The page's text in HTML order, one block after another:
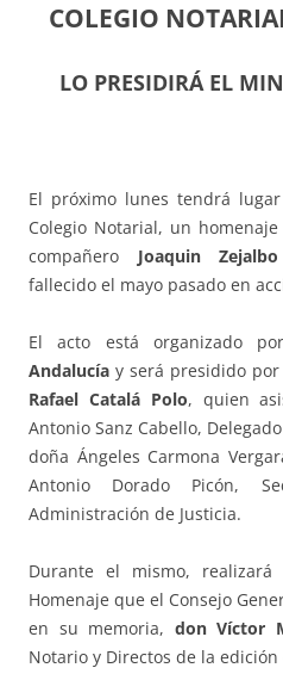
COLEGIO
LO PRESIDIRÁ EL
El próximo lunes tendrá
Colegio Notarial, un
compañero Joaquin
fallecido el mayo pasado en
El acto está organizado
Andalucía y será presidido
Rafael Catalá Polo, quien
Antonio Sanz Cabello,
doña Ángeles Carmona
Antonio Dorado Picón,
Administración de Justicia.
Durante el mismo,
Homenaje que el Consejo
en su memoria, don Víctor
Notario y Directos de la